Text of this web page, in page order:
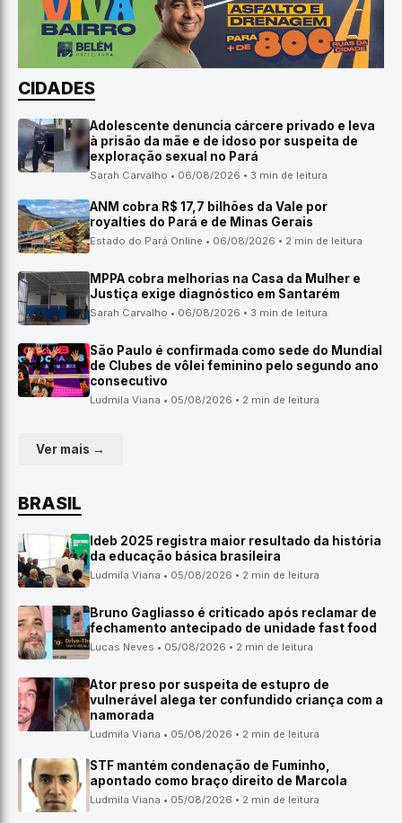
CIDADES
Adolescente denuncia cárcere privado e leva
à prisão da mãe e de idoso por suspeita de
exploração sexual no Pará
Sarah Carvalho • 06/08/2026 • 3 min de leitura
ANM cobra R$ 17,7 bilhões da Vale por
royalties do Pará e de Minas Gerais
Estado do Pará Online • 06/08/2026 • 2 min de leitura
MPPA cobra melhorias na Casa da Mulher e
Justiça exige diagnóstico em Santarém
Sarah Carvalho • 06/08/2026 • 3 min de leitura
São Paulo é confirmada como sede do Mundial
de Clubes de vôlei feminino pelo segundo ano
consecutivo
Ludmila Viana • 05/08/2026 • 2 min de leitura
Ver mais →
BRASIL
Ideb 2025 registra maior resultado da história
da educação básica brasileira
Ludmila Viana • 05/08/2026 • 2 min de leitura
Bruno Gagliasso é criticado após reclamar de
fechamento antecipado de unidade fast food
Lucas Neves • 05/08/2026 • 2 min de leitura
Ator preso por suspeita de estupro de
vulnerável alega ter confundido criança com a
namorada
Ludmila Viana • 05/08/2026 • 2 min de leitura
STF mantém condenação de Fuminho,
apontado como braço direito de Marcola
Ludmila Viana • 05/08/2026 • 2 min de leitura